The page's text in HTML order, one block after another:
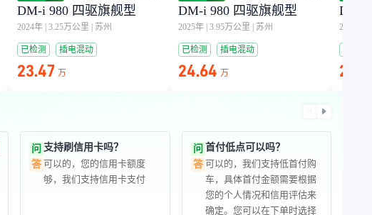
DM-i 980 四驱旗舰型
2024年 3.25万公里 苏州
已检测 插电混动
23.47 万
DM-i 980 四驱旗舰型
2025年 3.95万公里 苏州
已检测 插电混动
24.64 万
DM-i
2025年
25.11
问 支持刷信用卡吗？
答 可以的，您的信用卡额度
够，我们支持信用卡支付
问 首付低点可以吗？
答 可以的，我们支持低首付购
车，具体首付金额需要根据
您的个人情况和信用评估来
确定。您可以在下单时选择